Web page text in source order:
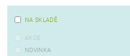
NA SKLADĚ
AKCE
NOVINKA